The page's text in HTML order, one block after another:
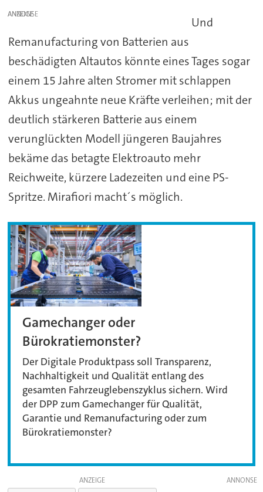
ANZEIGE
Und
Remanufacturing von Batterien aus
beschädigten Altautos könnte eines Tages sogar
einem 15 Jahre alten Stromer mit schlappen
Akkus ungeahnte neue Kräfte verleihen; mit der
deutlich stärkeren Batterie aus einem
verunglückten Modell jüngeren Baujahres
bekäme das betagte Elektroauto mehr
Reichweite, kürzere Ladezeiten und eine PS-
Spritze. Mirafiori macht´s möglich.
Gamechanger oder
Bürokratiemonster?
Der Digitale Produktpass soll Transparenz,
Nachhaltigkeit und Qualität entlang des
gesamten Fahrzeuglebenszyklus sichern. Wird
der DPP zum Gamechanger für Qualität,
Garantie und Remanufacturing oder zum
Bürokratiemonster?
ANZEIGE